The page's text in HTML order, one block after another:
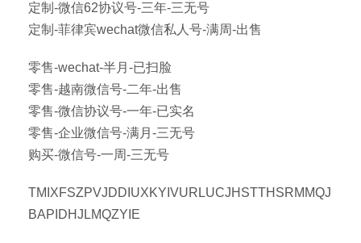
定制-微信62协议号-三年-三无号
定制-菲律宾wechat微信私人号-满周-出售
零售-wechat-半月-已扫脸
零售-越南微信号-二年-出售
零售-微信协议号-一年-已实名
零售-企业微信号-满月-三无号
购买-微信号-一周-三无号
TMIXFSZPVJDDIUXKYIVURLUCJHSTTHSRMMQJ
BAPIDHJLMQZYIE